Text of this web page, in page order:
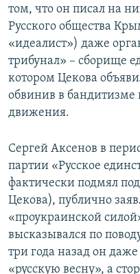
том, что он писал на
Русского общества
«идеалист») даже
трибунал» – сборище
котором Цекова
обвинив в бандитизме
движения.
Сергей Аксенов в
партии «Русское
фактически подмял
Цекова), публично
«проукраинской
высказывался по
три года назад он даже
«русскую весну», а